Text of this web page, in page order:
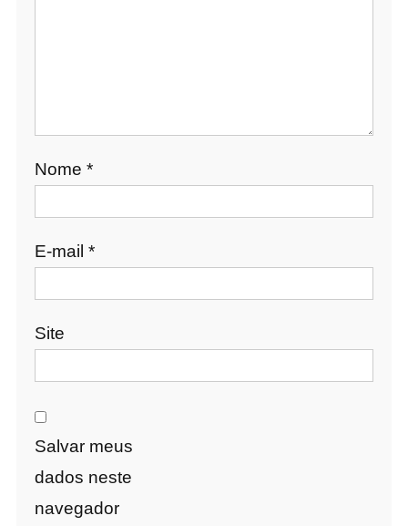
Nome *
E-mail *
Site
Salvar meus
dados neste
navegador